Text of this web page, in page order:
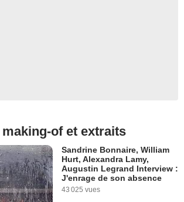
of et extraits
Sandrine Bonnaire, William
Hurt, Alexandra Lamy,
Augustin Legrand Interview :
J'enrage de son absence
43 025 vues